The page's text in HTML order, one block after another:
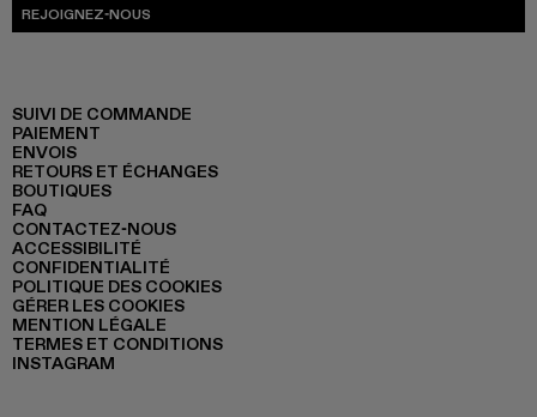
REJOIGNEZ-NOUS
SUIVI DE COMMANDE
PAIEMENT
ENVOIS
RETOURS ET ÉCHANGES
BOUTIQUES
FAQ
CONTACTEZ-NOUS
ACCESSIBILITÉ
CONFIDENTIALITÉ
POLITIQUE DES COOKIES
GÉRER LES COOKIES
MENTION LÉGALE
TERMES ET CONDITIONS
INSTAGRAM